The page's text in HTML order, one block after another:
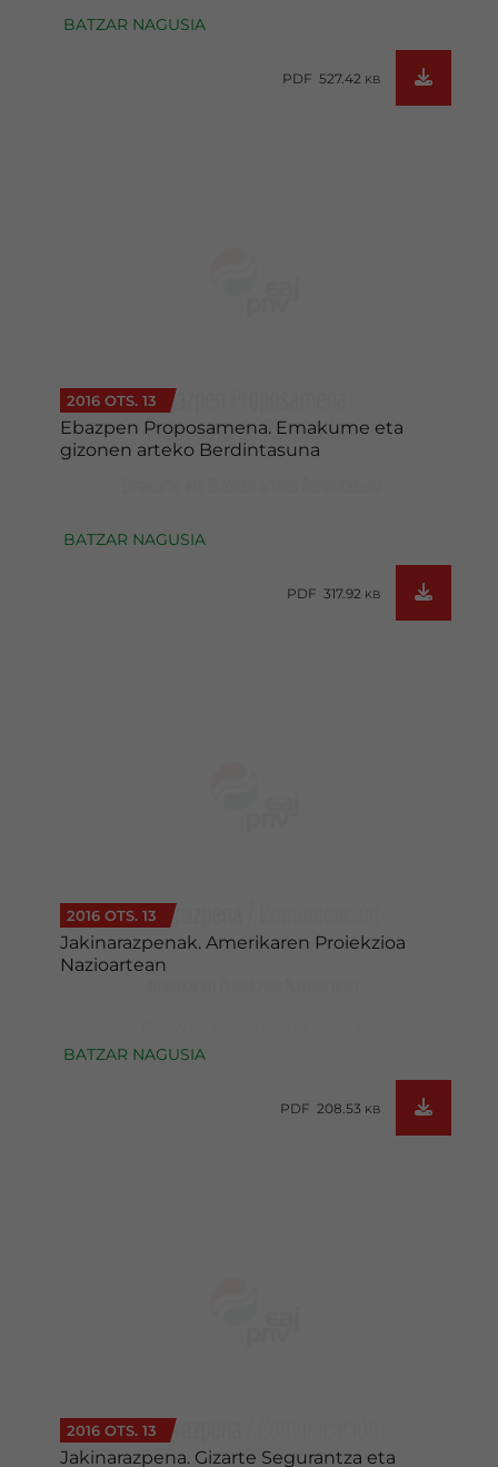
BATZAR NAGUSIA
PDF 527.42 KB
2016 OTS. 13
Ebazpen Proposamena. Emakume eta
gizonen arteko Berdintasuna
BATZAR NAGUSIA
PDF 317.92 KB
2016 OTS. 13
Jakinarazpenak. Amerikaren Proiekzioa
Nazioartean
BATZAR NAGUSIA
PDF 208.53 KB
2016 OTS. 13
Jakinarazpena. Gizarte Segurantza eta